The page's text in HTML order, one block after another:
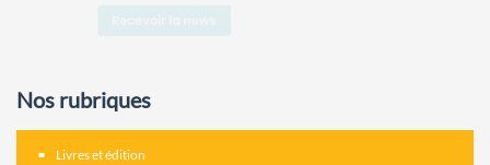
Nos rubriques
Livres et édition